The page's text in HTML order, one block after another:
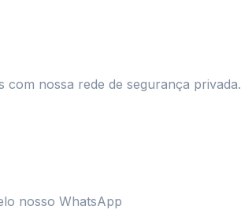
com nossa rede de segurança privada.
nosso WhatsApp